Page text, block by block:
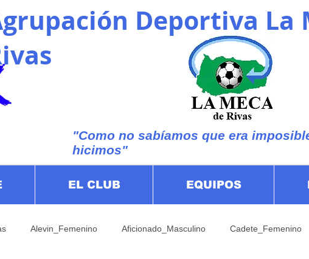
Deportiva La
"Como no sabíamos que era
hicimos"
EL CLUB EQUIPOS
Alevin_Femenino Aficionado_Masculino Cadete_Femenino